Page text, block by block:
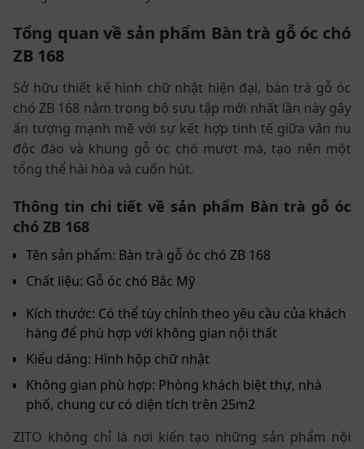
Tổng quan về sản phẩm Bàn trà gỗ óc chó
ZB 168
Sở hữu thiết kế hình chữ nhật hiện đại, bàn trà gỗ óc
chó ZB 168 nằm trong bộ sưu tập mới nhất lần này gây
ấn tượng mạnh mẽ với sự kết hợp tinh tế giữa vân nu
độc đáo và khung gỗ óc chó mượt mà, tạo nên một
tổng thể hài hòa và cuốn hút.
Thông tin chi tiết về sản phẩm Bàn trà gỗ óc
chó ZB 168
Tên sản phẩm: Bàn trà gỗ óc chó ZB 168
Chất liệu: Gỗ óc chó Bắc Mỹ
Kích thước: Có thể tùy chỉnh theo yêu cầu của khách
hàng để phù hợp với không gian nội thất
Kiểu dáng: Hình hộp chữ nhật
Không gian phù hợp: Phòng khách biệt thự, nhà
phố, chung cư có diện tích trên 25m2
ZITO không chỉ là nơi kiến tạo những sản phẩm nội